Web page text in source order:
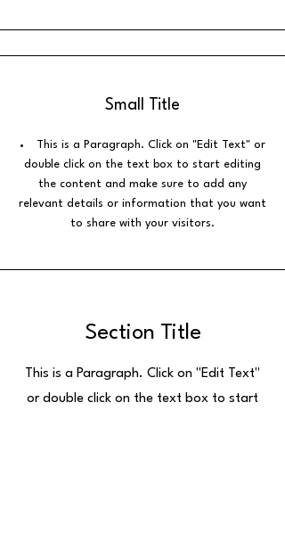
Small Title
This is a Paragraph. Click on "Edit Text" or
double click on the text box to start editing
the content and make sure to add any
relevant details or information that you want
to share with your visitors.
Section Title
This is a Paragraph. Click on "Edit Text"
or double click on the text box to start